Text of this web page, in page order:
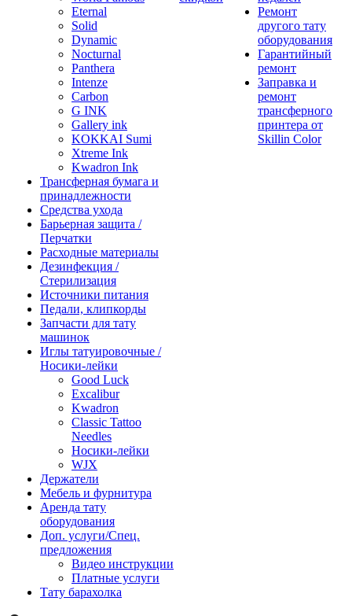
Eternal
Solid
Dynamic
Nocturnal
Panthera
Intenze
Carbon
G INK
Gallery ink
KOKKAI Sumi
Xtreme Ink
Kwadron Ink
Трансферная бумага и
принадлежности
Средства ухода
Барьерная защита /
Перчатки
Расходные материалы
Дезинфекция /
Стерилизация
Источники питания
Педали, клипкорды
Запчасти для тату
машинок
Иглы татуировочные /
Носики-лейки
Good Luck
Excalibur
Kwadron
Classic Tattoo
Needles
Носики-лейки
WJX
Держатели
Мебель и фурнитура
Аренда тату
оборудования
Доп. услуги/Спец.
предложения
Видео инструкции
Платные услуги
Тату барахолка
Ремонт
другого тату
оборудования
Гарантийный
ремонт
Заправка и
ремонт
трансферного
принтера от
Skillin Color